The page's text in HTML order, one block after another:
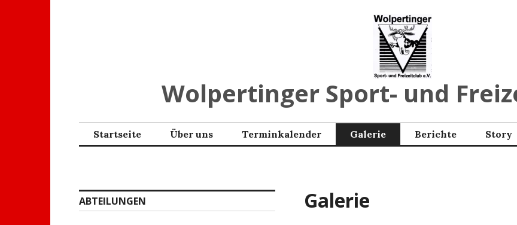
Wolpertinger Sport- und
Startseite Über uns Terminkalender Galerie Berichte Story
Galerie
ABTEILUNGEN